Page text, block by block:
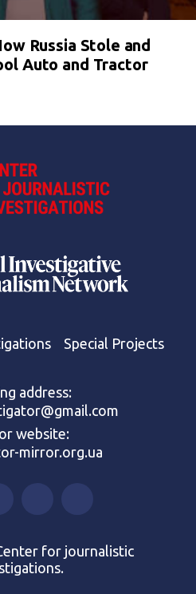
Russia Stole and
Auto and Tractor
Special Projects
address:
website:
mirror.org.ua
for journalistic